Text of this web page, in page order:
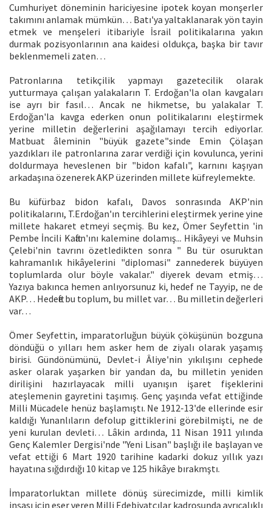
Cumhuriyet döneminin hariciyesine ipotek koyan monşerler
takımını anlamak mümkün… Batı'ya yaltaklanarak yön tayin
etmek ve menşeleri itibariyle İsrail politikalarına yakın
durmak pozisyonlarının ana kaidesi oldukça, başka bir tavır
beklenmemeli zaten…
Patronlarına tetikçilik yapmayı gazetecilik olarak
yutturmaya çalışan yalakaların T. Erdoğan'la olan kavgaları
ise ayrı bir fasıl… Ancak ne hikmetse, bu yalakalar T.
Erdoğan'la kavga ederken onun politikalarını eleştirmek
yerine milletin değerlerini aşağılamayı tercih ediyorlar.
Matbuat âleminin "büyük gazete"sinde Emin Çölaşan
yazdıkları ile patronlarına zarar verdiği için kovulunca, yerini
doldurmaya heveslenen bir "bidon kafalı", karnını kaşıyan
arkadaşına özenerek AKP üzerinden millete küfreylemekte.
Bu küfürbaz bidon kafalı, Davos sonrasında AKP'nin
politikalarını, T.Erdoğan'ın tercihlerini eleştirmek yerine yine
millete hakaret etmeyi seçmiş. Bu kez, Ömer Seyfettin 'in
Pembe İncili Kaftan'ını kalemine dolamış... Hikâyeyi ve Muhsin
Çelebi'nin tavrını özetledikten sonra " Bu tür osuruktan
kahramanlık hikâyelerini "diplomasi" zannederek büyüyen
toplumlarda olur böyle vakalar." diyerek devam etmiş…
Yazıya bakınca hemen anlıyorsunuz ki, hedef ne Tayyip, ne de
AKP… Hedefte bu toplum, bu millet var… Bu milletin değerleri
var…
Ömer Seyfettin, imparatorluğun büyük çöküşünün bozguna
döndüğü o yılları hem asker hem de ziyalı olarak yaşamış
birisi. Gündönümünü, Devlet-i Âliye'nin yıkılışını cephede
asker olarak yaşarken bir yandan da, bu milletin yeniden
dirilişini hazırlayacak milli uyanışın işaret fişeklerini
ateşlemenin gayretini taşımış. Genç yaşında vefat ettiğinde
Milli Mücadele henüz başlamıştı. Ne 1912-13'de ellerinde esir
kaldığı Yunanlıların defolup gittiklerini görebilmişti, ne de
yeni kurulan devleti… Lâkin ardında, 11 Nisan 1911 yılında
Genç Kalemler Dergisi'nde "Yeni Lisan" başlığı ile başlayan ve
vefat ettiği 6 Mart 1920 tarihine kadarki dokuz yıllık yazı
hayatına sığdırdığı 10 kitap ve 125 hikâye bırakmştı.
İmparatorluktan millete dönüş sürecimizde, milli kimlik
inşası için eser veren Milli Edebiyatçılar kadrosunda ayrıcalıklı